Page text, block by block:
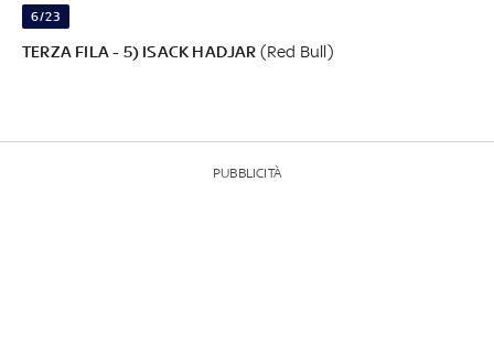
6/23
TERZA FILA - 5) ISACK HADJAR (Red Bull)
PUBBLICITÀ